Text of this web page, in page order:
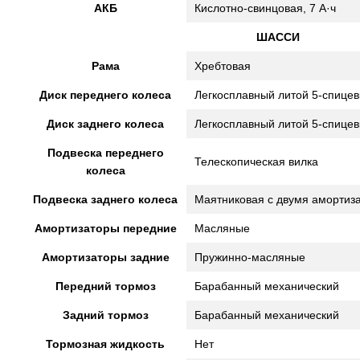
АКБ Кислотно-свинцовая, 7 А·ч
ШАССИ
Рама Хребтовая
Диск переднего колеса Легкосплавный литой 5-
Диск заднего колеса Легкосплавный литой 5-
Подвеска переднего
колеса
Телескопическая вилка
Подвеска заднего колеса Маятниковая с двумя
Амортизаторы передние Масляные
Амортизаторы задние Пружинно-масляные
Передний тормоз Барабанный механический
Задний тормоз Барабанный механический
Тормозная жидкость Нет